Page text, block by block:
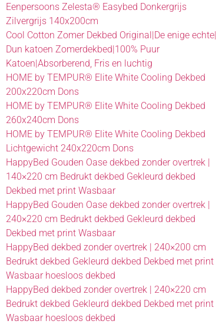
Eenpersoons Zelesta® Easybed Donkergrijs
Zilvergrijs 140x200cm
Cool Cotton Zomer Dekbed Original|De enige echte|
Dun katoen Zomerdekbed|100% Puur
Katoen|Absorberend, Fris en luchtig
HOME by TEMPUR® Elite White Cooling Dekbed
200x220cm Dons
HOME by TEMPUR® Elite White Cooling Dekbed
260x240cm Dons
HOME by TEMPUR® Elite White Cooling Dekbed
Lichtgewicht 240x220cm Dons
HappyBed Gouden Oase dekbed zonder overtrek |
140×220 cm Bedrukt dekbed Gekleurd dekbed
Dekbed met print Wasbaar
HappyBed Gouden Oase dekbed zonder overtrek |
240×220 cm Bedrukt dekbed Gekleurd dekbed
Dekbed met print Wasbaar
HappyBed dekbed zonder overtrek | 240×200 cm
Bedrukt dekbed Gekleurd dekbed Dekbed met print
Wasbaar hoesloos dekbed
HappyBed dekbed zonder overtrek | 240×220 cm
Bedrukt dekbed Gekleurd dekbed Dekbed met print
Wasbaar hoesloos dekbed